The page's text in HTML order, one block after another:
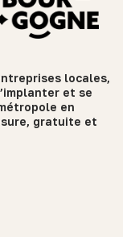
locales,
et se
en
gratuite et